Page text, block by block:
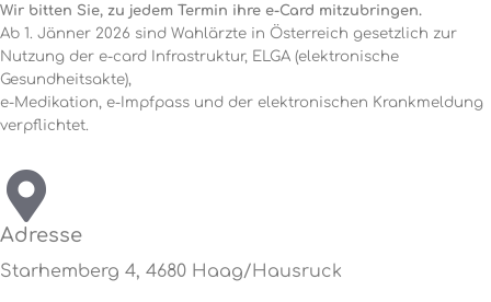
Wir bitten Sie, zu jedem Termin ihre e-Card mitzubringen.
Ab 1. Jänner 2026 sind Wahlärzte in Österreich gesetzlich zur
Nutzung der e-card Infrastruktur, ELGA (elektronische
Gesundheitsakte),
e-Medikation, e-Impfpass und der elektronischen Krankmeldung
verpflichtet.
Adresse
Starhemberg 4, 4680 Haag/Hausruck